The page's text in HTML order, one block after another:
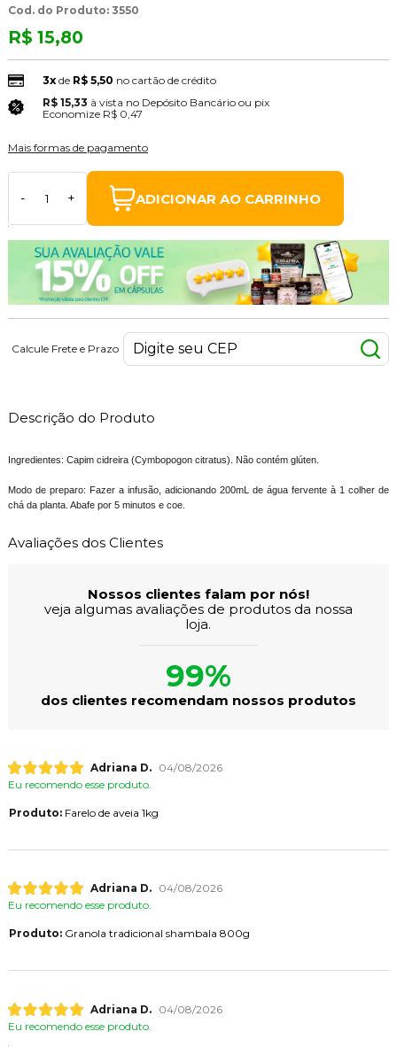
Cod. do Produto: 3550
R$ 15,80
3xde R$ 5,50 no cartão de crédito
R$ 15,33 à vista no Depósito Bancário ou pix
Economize R$ 0,47
Mais formas de pagamento
- + ADICIONAR AO CARRINHO
Calcule Frete e Prazo
Descrição do Produto
Ingredientes: Capim cidreira (Cymbopogon citratus). Não contém glúten.
Modo de preparo: Fazer a infusão, adicionando 200mL de água fervente à 1 colher de
chá da planta. Abafe por 5 minutos e coe.
Avaliações dos Clientes
Nossos clientes falam por nós!
veja algumas avaliações de produtos da nossa
loja.
99%
dos clientes recomendam nossos produtos
Adriana D.
04/08/2026
Eu recomendo esse produto.
Produto:Farelo de aveia 1kg
Adriana D.
04/08/2026
Eu recomendo esse produto.
Produto:Granola tradicional shambala 800g
Adriana D.
04/08/2026
Eu recomendo esse produto.